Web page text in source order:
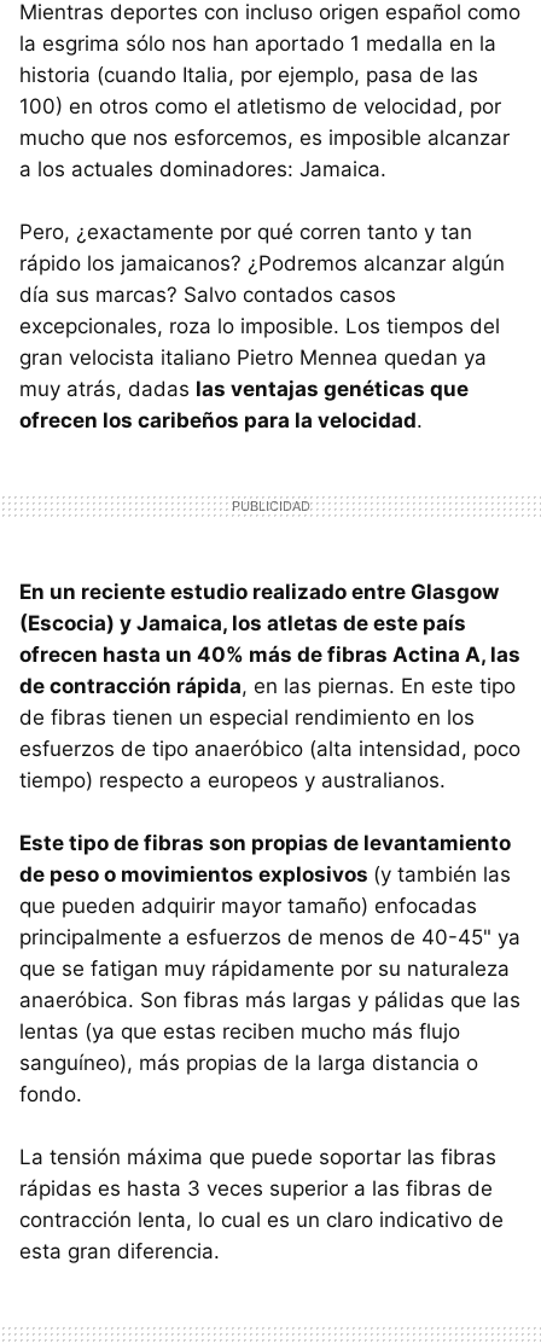
Mientras deportes con incluso origen español como
la esgrima sólo nos han aportado 1 medalla en la
historia (cuando Italia, por ejemplo, pasa de las
100) en otros como el atletismo de velocidad, por
mucho que nos esforcemos, es imposible alcanzar
a los actuales dominadores: Jamaica.
Pero, ¿exactamente por qué corren tanto y tan
rápido los jamaicanos? ¿Podremos alcanzar algún
día sus marcas? Salvo contados casos
excepcionales, roza lo imposible. Los tiempos del
gran velocista italiano Pietro Mennea quedan ya
muy atrás, dadas las ventajas genéticas que
ofrecen los caribeños para la velocidad.
En un reciente estudio realizado entre Glasgow
(Escocia) y Jamaica, los atletas de este país
ofrecen hasta un 40% más de fibras Actina A, las
de contracción rápida, en las piernas. En este tipo
de fibras tienen un especial rendimiento en los
esfuerzos de tipo anaeróbico (alta intensidad, poco
tiempo) respecto a europeos y australianos.
Este tipo de fibras son propias de levantamiento
de peso o movimientos explosivos (y también las
que pueden adquirir mayor tamaño) enfocadas
principalmente a esfuerzos de menos de 40-45" ya
que se fatigan muy rápidamente por su naturaleza
anaeróbica. Son fibras más largas y pálidas que las
lentas (ya que estas reciben mucho más flujo
sanguíneo), más propias de la larga distancia o
fondo.
La tensión máxima que puede soportar las fibras
rápidas es hasta 3 veces superior a las fibras de
contracción lenta, lo cual es un claro indicativo de
esta gran diferencia.